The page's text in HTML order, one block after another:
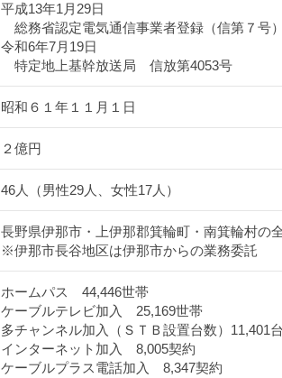
平成13年1月29日
総務省認定電気通信事業者登録（信第７号
令和6年7月19日
特定地上基幹放送局 信放第4053号
昭和６１年１１月１日
２億円
46人（男性29人、女性17人）
長野県伊那市・上伊那郡箕輪町・南箕輪村の
※伊那市長谷地区は伊那市からの業務委託
ホームパス 44,446世帯
ケーブルテレビ加入 25,169世帯
多チャンネル加入（ＳＴＢ設置台数）11,401
インターネット加入 8,005契約
ケーブルプラス電話加入 8,347契約